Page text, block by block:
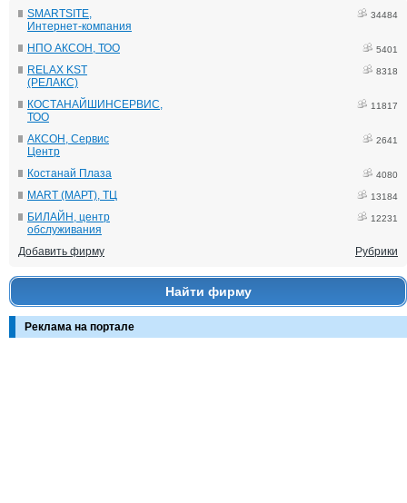
SMARTSITE,
Интернет-компания
34484
НПО АКСОН, ТОО 5401
RELAX KST
(РЕЛАКС)
8318
КОСТАНАЙШИНСЕРВИС,
ТОО
11817
АКСОН, Сервис
Центр
2641
Костанай Плаза 4080
MART (МАРТ), ТЦ 13184
БИЛАЙН, центр
обслуживания
12231
Добавить фирму Рубрики
Найти фирму
Реклама на портале